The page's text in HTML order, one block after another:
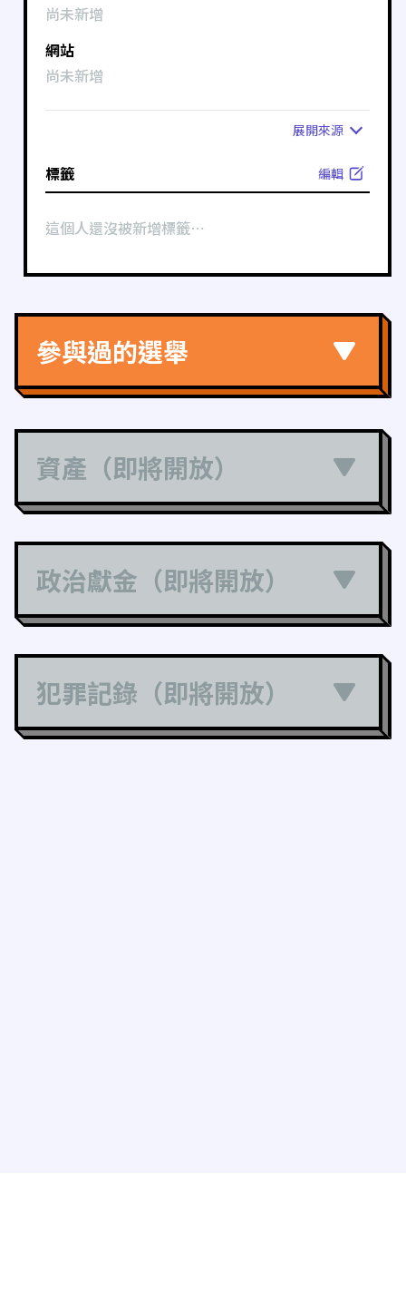
尚未新增
網站
尚未新增
展開來源
標籤 編輯
這個人還沒被新增標籤⋯
參與過的選舉
資產（即將開放）
政治獻金（即將開放）
犯罪記錄（即將開放）